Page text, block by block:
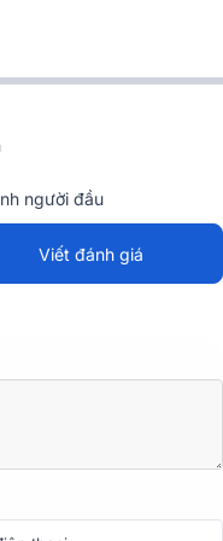
đủ các tính năng cần thiết
người đầu
Viết đánh giá